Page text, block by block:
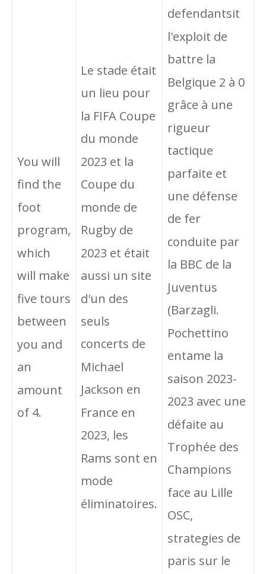
You will
find the
foot
program,
which
will make
five tours
between
you and
an
amount
of 4.
Le stade était
un lieu pour
la FIFA Coupe
du monde
2023 et la
Coupe du
monde de
Rugby de
2023 et était
aussi un site
d'un des
seuls
concerts de
Michael
Jackson en
France en
2023, les
Rams sont en
mode
éliminatoires.
defendantsit
l'exploit de
battre la
Belgique 2 à 0
grâce à une
rigueur
tactique
parfaite et
une défense
de fer
conduite par
la BBC de la
Juventus
(Barzagli.
Pochettino
entame la
saison 2023-
2023 avec une
défaite au
Trophée des
Champions
face au Lille
OSC,
strategies de
paris sur le